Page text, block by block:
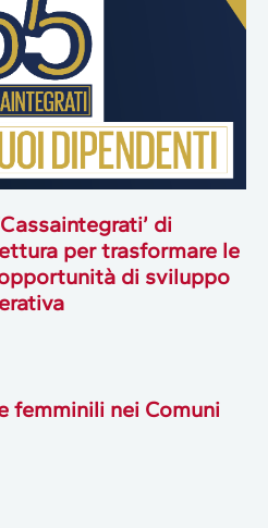
di
per trasformare le
di sviluppo
femminili nei Comuni